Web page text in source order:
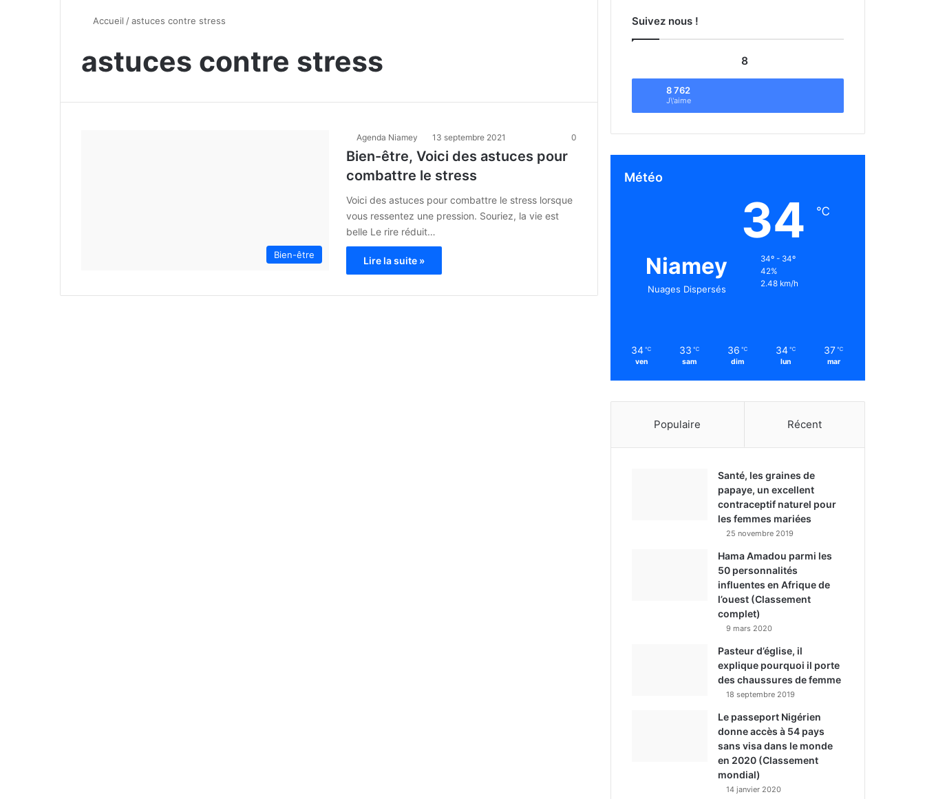
Accueil /astuces contre stress
astuces contre stress
Bien-être
Agenda Niamey 13 septembre 2021 0
Bien-être, Voici des astuces pour
combattre le stress
Voici des astuces pour combattre le stress lorsque
vous ressentez une pression. Souriez, la vie est
belle Le rire réduit…
Lire la suite »
Suivez nous !
8
8 762
J\'aime
Météo
Niamey
Nuages Dispersés
34 ℃
34º - 34º
42%
2.48 km/h
34 ℃
ven
33 ℃
sam
36 ℃
dim
34 ℃
lun
37 ℃
mar
Populaire Récent
Santé, les graines de
papaye, un excellent
contraceptif naturel pour
les femmes mariées
25 novembre 2019
Hama Amadou parmi les
50 personnalités
influentes en Afrique de
l’ouest (Classement
complet)
9 mars 2020
Pasteur d’église, il
explique pourquoi il porte
des chaussures de femme
18 septembre 2019
Le passeport Nigérien
donne accès à 54 pays
sans visa dans le monde
en 2020 (Classement
mondial)
14 janvier 2020